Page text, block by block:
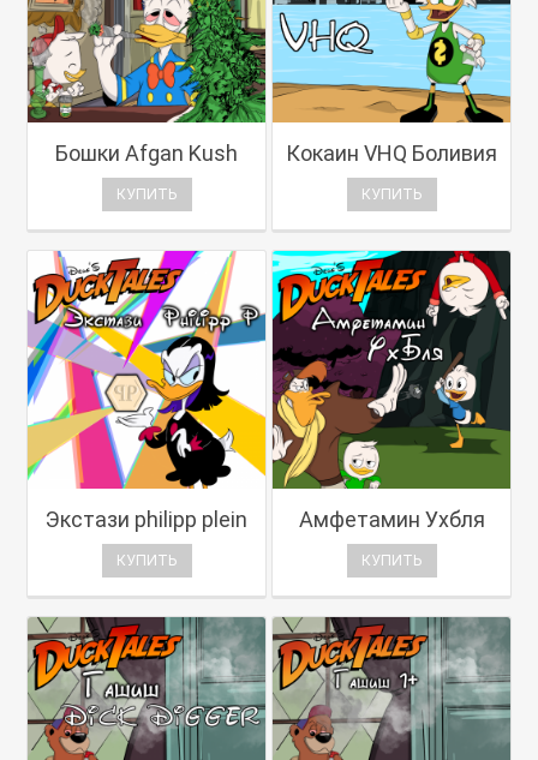
Бошки Afgan Kush
КУПИТЬ
Кокаин VHQ Боливия
КУПИТЬ
Экстази philipp plein
КУПИТЬ
Амфетамин Ухбля
КУПИТЬ